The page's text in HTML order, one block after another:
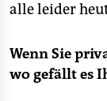
alle leider
Wenn Sie
wo gefällt es